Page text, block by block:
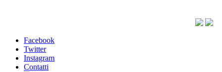
Facebook
Twitter
Instagram
Contatti